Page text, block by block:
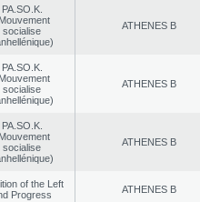
PA.SO.K.
socialise
ATHENES Β
PA.SO.K.
socialise
ATHENES Β
PA.SO.K.
socialise
ATHENES Β
of the Left
Progress
ATHENES Β